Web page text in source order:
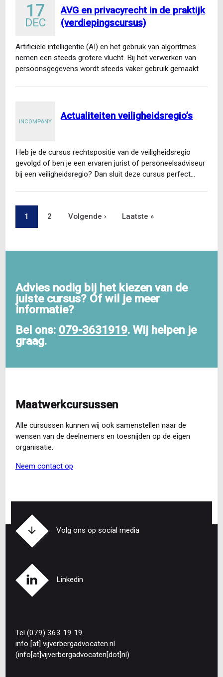
17
DEC
AVG en privacyrecht in de praktijk
(verdiepingscursus)
Artificiële intelligentie (AI) en het gebruik van algoritmes
nemen een steeds grotere vlucht. Bij het verwerken van
persoonsgegevens wordt steeds vaker gebruik gemaakt
INCOMPANY
Actualiteiten veiligheidsregio’s
Heb je de cursus rechtspositie van de veiligheidsregio
gevolgd of ben je een ervaren jurist of personeelsadviseur
bij een veiligheidsregio? Dan sluit deze cursus perfect…
Paginering
Pagina
1 Pagina
2 Volgende
Volgende › Laatste
Laatste »
Advies nodig bij het kiezen van de
juiste cursus? Of wil je meer
informatie?
Bel ons: 079-3631919. Wij helpen je
graag.
Maatwerkcursussen
Alle cursussen kunnen wij ook samenstellen naar de
wensen van de deelnemers en toesnijden op de eigen
organisatie.
Neem contact op
Volg ons op social media
Linkedin
Tel (079) 363 19 19
info [at] vijverbergadvocaten.nl
(info[at]vijverbergadvocaten[dot]nl)